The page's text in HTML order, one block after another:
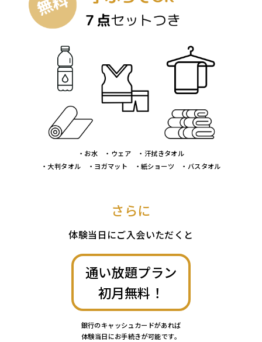
・お水 ・ウェア ・汗拭きタオル
・大判タオル ・ヨガマット ・紙ショーツ ・バスタオル
さらに
体験当日にご入会いただくと
通い放題プラン
初月無料！
銀行のキャッシュカードがあれば
体験当日にお手続きが可能です。